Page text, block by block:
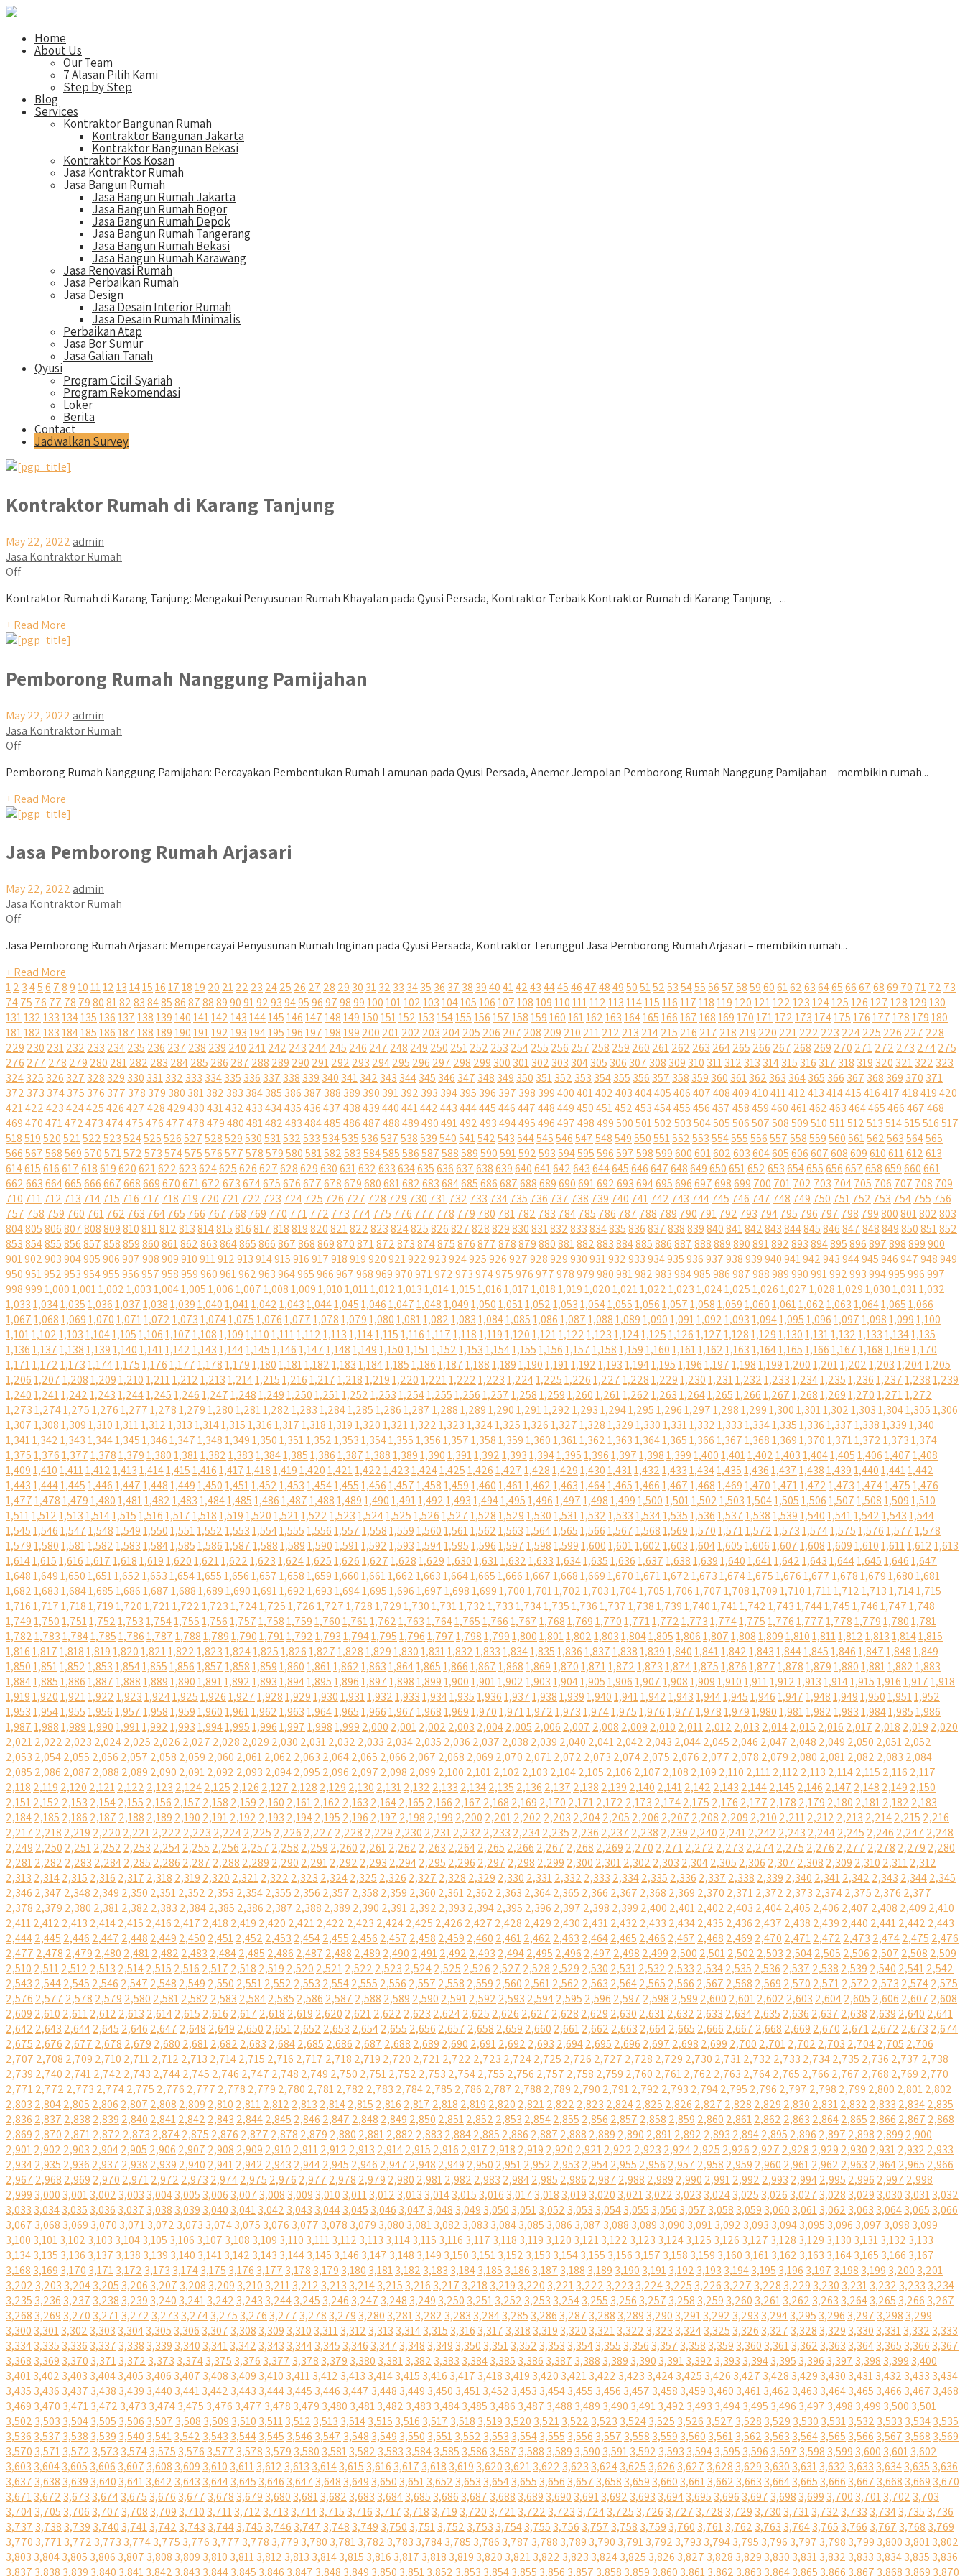
Home
About Us
Our Team
7 Alasan Pilih Kami
Step by Step
Blog
Services
Kontraktor Bangunan Rumah
Kontraktor Bangunan Jakarta
Kontraktor Bangunan Bekasi
Kontraktor Kos Kosan
Jasa Kontraktor Rumah
Jasa Bangun Rumah
Jasa Bangun Rumah Jakarta
Jasa Bangun Rumah Bogor
Jasa Bangun Rumah Depok
Jasa Bangun Rumah Tangerang
Jasa Bangun Rumah Bekasi
Jasa Bangun Rumah Karawang
Jasa Renovasi Rumah
Jasa Perbaikan Rumah
Jasa Design
Jasa Desain Interior Rumah
Jasa Desain Rumah Minimalis
Perbaikan Atap
Jasa Bor Sumur
Jasa Galian Tanah
Qyusi
Program Cicil Syariah
Program Rekomendasi
Loker
Berita
Contact
Jadwalkan Survey
Kontraktor Rumah di Karang Tanjung
May 22, 2022 admin
Jasa Kontraktor Rumah
Off
Kontraktor Rumah di Karang Tanjung: Mengakui Penyusunan Rumah Khayalan pada Qyusi Persada, Kontraktor Terbaik Kontraktor Rumah di Karang Tanjung –...
+ Read More
Pemborong Rumah Nanggung Pamijahan
May 22, 2022 admin
Jasa Kontraktor Rumah
Off
Pemborong Rumah Nanggung Pamijahan: Percayakan Pembentukan Rumah Lamunan pada Qyusi Persada, Anemer Jempolan Pemborong Rumah Nanggung Pamijahan – membikin rumah...
+ Read More
Jasa Pemborong Rumah Arjasari
May 22, 2022 admin
Jasa Kontraktor Rumah
Off
Jasa Pemborong Rumah Arjasari: Mempercayai Penyusunan Rumah Inginan pada Qyusi Persada, Kontraktor Terunggul Jasa Pemborong Rumah Arjasari – membikin rumah...
+ Read More
12 3456 78910111213141516171819 20 2122 23 2425 26 27 28 29 30 3132 33 3435 36 37 38 39404142434445464748495051525354555657585960616263646566676869 70 7172 73
7475 76 77 78 798081828384858687888990919293949596979899100101102103104105106107108109110111112113114115116117118119120121122123124125126127128129130
131132133134135136137138139140141142143144145146147148149150151152153154155156157158159160161162163164165166167168169170171172173174175176177178179180
181182183184185186187188189190191192193194195196197198199 200 201202 203 204205 206 207 208 209 210 211212 213 214215 216 217 218 219 220 221222 223 224225 226 227 228
229 230 231232 233 234235 236 237 238 239 240 241242 243 244245 246 247 248 249 250 251252 253 254255 256 257 258 259 260 261262 263 264265 266 267 268 269 270 271272 273 274275
276 277 278 279 280 281282 283 284285 286 287 288 289 290 291292 293 294295 296 297 298 299 300 301302 303 304305 306 307 308 309 310 311312 313 314315 316 317 318 319 320 321322 323
324325 326 327 328 329 330 331332 333 334335 336 337 338 339 340 341342 343 344345 346 347 348 349 350 351352 353 354355 356 357 358 359 360 361362 363 364365 366 367 368 369 370 371
372 373 374375 376 377 378 379 380 381382 383 384385 386 387 388 389 390 391392 393 394395 396 397 398 399400401402403404405406407408409410411412413414415416417418419420
421422423424425426427428429430431432433434435436437438439440441442443444445446447448449450451452453454455456457458459460461462463464465466467468
469470471472473474475476477478479480481482483484485486487488489490491492493494495496497498499500501502503504505506507508509510511512513514515516517
518519520521522523524525526527528529530531532533534535536537538539540541542543544545546547548549550551552553554555556557558559560561562563564565
566567568569570571572573574575576577578579580581582583584585586587588589590591592593594595596597598599600601602603604605606607608609610611612613
614615616617618619620621622623624625626627628629630631632633634635636637638639640641642643644645646647648649650651652653654655656657658659660661
662663664665666667668669670671672673674675676677678679680681682683684685686687688689690691692693694695696697698699 700 701702 703 704705 706 707 708 709
710 711712 713 714715 716 717 718 719 720 721722 723 724725 726 727 728 729 730 731732 733 734735 736 737 738 739 740 741742 743 744745 746 747 748 749 750 751752 753 754755 756
757 758 759 760 761762 763 764765 766 767 768 769 770 771772 773 774775 776 777 778 779 780 781782 783 784785 786 787 788 789 790 791792 793 794795 796 797 798 799800801802803
804805806807808809810811812813814815816817818819820821822823824825826827828829830831832833834835836837838839840841842843844845846847848849850851852
853854855856857858859860861862863864865866867868869870871872873874875876877878879880881882883884885886887888889890891892893894895896897898899900
901902903904905906907908909910911912913914915916917918919920921922923924925926927928929930931932933934935936937938939940941942943944945946947948949
950951952953954955956957958959960961962963964965966967968969970971972973974975976977978979980981982983984985986987988989990991992993994995996997
9989991,0001,0011,0021,0031,0041,0051,0061,0071,0081,0091,0101,0111,0121,0131,0141,0151,0161,0171,0181,0191,0201,0211,0221,0231,0241,0251,0261,0271,0281,0291,0301,0311,032
1,0331,0341,0351,0361,0371,0381,0391,0401,0411,0421,0431,0441,0451,0461,0471,0481,0491,0501,0511,0521,0531,0541,0551,0561,0571,0581,0591,0601,0611,0621,0631,0641,0651,066
1,0671,0681,0691,0701,0711,0721,0731,0741,0751,0761,0771,0781,0791,0801,0811,0821,0831,0841,0851,0861,0871,0881,0891,0901,0911,0921,0931,0941,0951,0961,0971,0981,0991,100
1,1011,1021,1031,1041,1051,1061,1071,1081,1091,1101,1111,1121,1131,1141,1151,1161,1171,1181,1191,1201,1211,1221,1231,1241,1251,1261,1271,1281,1291,1301,1311,1321,1331,1341,135
1,1361,1371,1381,1391,1401,1411,1421,1431,1441,1451,1461,1471,1481,1491,1501,1511,1521,1531,1541,1551,1561,1571,1581,1591,1601,1611,1621,1631,1641,1651,1661,1671,1681,1691,170
1,1711,1721,1731,1741,1751,1761,1771,1781,1791,1801,1811,1821,1831,1841,1851,1861,1871,1881,1891,1901,1911,1921,1931,1941,1951,1961,1971,1981,1991,2001,2011,2021,2031,2041,205
1,2061,2071,2081,2091,2101,2111,2121,2131,2141,2151,2161,2171,2181,2191,2201,2211,2221,2231,2241,2251,2261,2271,2281,2291,2301,2311,2321,2331,2341,2351,2361,2371,2381,239
1,2401,2411,2421,2431,2441,2451,2461,2471,2481,2491,2501,2511,2521,2531,2541,2551,2561,2571,2581,2591,2601,2611,2621,2631,2641,2651,2661,2671,2681,2691,2701,2711,272
1,2731,2741,2751,2761,2771,2781,2791,2801,2811,2821,2831,2841,2851,2861,2871,2881,2891,2901,2911,2921,2931,2941,2951,2961,2971,2981,2991,3001,3011,3021,3031,3041,3051,306
1,3071,3081,3091,3101,3111,3121,3131,3141,3151,3161,3171,3181,3191,3201,3211,3221,3231,3241,3251,3261,3271,3281,3291,3301,3311,3321,3331,3341,3351,3361,3371,3381,3391,340
1,3411,3421,3431,3441,3451,3461,3471,3481,3491,3501,3511,3521,3531,3541,3551,3561,3571,3581,3591,3601,3611,3621,3631,3641,3651,3661,3671,3681,3691,3701,3711,3721,3731,374
1,3751,3761,3771,3781,3791,3801,3811,3821,3831,3841,3851,3861,3871,3881,3891,3901,3911,3921,3931,3941,3951,3961,3971,3981,3991,4001,4011,4021,4031,4041,4051,4061,4071,408
1,4091,4101,4111,4121,4131,4141,4151,4161,4171,4181,4191,4201,4211,4221,4231,4241,4251,4261,4271,4281,4291,4301,4311,4321,4331,4341,4351,4361,4371,4381,4391,4401,4411,442
1,4431,4441,4451,4461,4471,4481,4491,4501,4511,4521,4531,4541,4551,4561,4571,4581,4591,4601,4611,4621,4631,4641,4651,4661,4671,4681,4691,4701,4711,4721,4731,4741,4751,476
1,4771,4781,4791,4801,4811,4821,4831,4841,4851,4861,4871,4881,4891,4901,4911,4921,4931,4941,4951,4961,4971,4981,4991,5001,5011,5021,5031,5041,5051,5061,5071,5081,5091,510
1,5111,5121,5131,5141,5151,5161,5171,5181,5191,5201,5211,5221,5231,5241,5251,5261,5271,5281,5291,5301,5311,5321,5331,5341,5351,5361,5371,5381,5391,5401,5411,5421,5431,544
1,5451,5461,5471,5481,5491,5501,5511,5521,5531,5541,5551,5561,5571,5581,5591,5601,5611,5621,5631,5641,5651,5661,5671,5681,5691,5701,5711,5721,5731,5741,5751,5761,5771,578
1,5791,5801,5811,5821,5831,5841,5851,5861,5871,5881,5891,5901,5911,5921,5931,5941,5951,5961,5971,5981,5991,6001,6011,6021,6031,6041,6051,6061,6071,6081,6091,6101,6111,6121,613
1,6141,6151,6161,6171,6181,6191,6201,6211,6221,6231,6241,6251,6261,6271,6281,6291,6301,6311,6321,6331,6341,6351,6361,6371,6381,6391,6401,6411,6421,6431,6441,6451,6461,647
1,6481,6491,6501,6511,6521,6531,6541,6551,6561,6571,6581,6591,6601,6611,6621,6631,6641,6651,6661,6671,6681,6691,6701,6711,6721,6731,6741,6751,6761,6771,6781,6791,6801,681
1,6821,6831,6841,6851,6861,6871,6881,6891,6901,6911,6921,6931,6941,6951,6961,6971,6981,6991,7001,7011,7021,7031,7041,7051,7061,7071,7081,7091,7101,7111,7121,7131,7141,715
1,7161,7171,7181,7191,7201,7211,7221,7231,7241,7251,7261,7271,7281,7291,7301,7311,7321,7331,7341,7351,7361,7371,7381,7391,7401,7411,7421,7431,7441,7451,7461,7471,748
1,7491,7501,7511,7521,7531,7541,7551,7561,7571,7581,7591,7601,7611,7621,7631,7641,7651,7661,7671,7681,7691,7701,7711,7721,7731,7741,7751,7761,7771,7781,7791,7801,781
1,7821,7831,7841,7851,7861,7871,7881,7891,7901,7911,7921,7931,7941,7951,7961,7971,7981,7991,8001,8011,8021,8031,8041,8051,8061,8071,8081,8091,8101,8111,8121,8131,8141,815
1,8161,8171,8181,8191,8201,8211,8221,8231,8241,8251,8261,8271,8281,8291,8301,8311,8321,8331,8341,8351,8361,8371,8381,8391,8401,8411,8421,8431,8441,8451,8461,8471,8481,849
1,8501,8511,8521,8531,8541,8551,8561,8571,8581,8591,8601,8611,8621,8631,8641,8651,8661,8671,8681,8691,8701,8711,8721,8731,8741,8751,8761,8771,8781,8791,8801,8811,8821,883
1,8841,8851,8861,8871,8881,8891,8901,8911,8921,8931,8941,8951,8961,8971,8981,8991,9001,9011,9021,9031,9041,9051,9061,9071,9081,9091,9101,9111,9121,9131,9141,9151,9161,9171,918
1,9191,9201,9211,9221,9231,9241,9251,9261,9271,9281,9291,9301,9311,9321,9331,9341,9351,9361,9371,9381,9391,9401,9411,9421,9431,9441,9451,9461,9471,9481,9491,9501,9511,952
1,9531,9541,9551,9561,9571,9581,9591,9601,9611,9621,9631,9641,9651,9661,9671,9681,9691,9701,9711,9721,9731,9741,9751,9761,9771,9781,9791,9801,9811,9821,9831,9841,9851,986
1,9871,9881,9891,9901,9911,9921,9931,9941,9951,9961,9971,9981,999 2,000 2,0012,002 2,003 2,0042,005 2,006 2,007 2,008 2,009 2,010 2,0112,012 2,013 2,0142,015 2,016 2,017 2,018 2,019 2,020
2,0212,022 2,023 2,0242,025 2,026 2,027 2,028 2,029 2,030 2,0312,032 2,033 2,0342,035 2,036 2,037 2,038 2,039 2,040 2,0412,042 2,043 2,0442,045 2,046 2,047 2,048 2,049 2,050 2,0512,052
2,053 2,0542,055 2,056 2,057 2,058 2,059 2,060 2,0612,062 2,063 2,0642,065 2,066 2,067 2,068 2,069 2,070 2,0712,072 2,073 2,0742,075 2,076 2,077 2,078 2,079 2,080 2,0812,082 2,083 2,084
2,085 2,086 2,087 2,088 2,089 2,090 2,0912,092 2,093 2,0942,095 2,096 2,097 2,098 2,099 2,100 2,1012,102 2,103 2,1042,105 2,106 2,107 2,108 2,109 2,110 2,1112,112 2,113 2,1142,115 2,116 2,117
2,118 2,119 2,120 2,1212,122 2,123 2,1242,125 2,126 2,127 2,128 2,129 2,130 2,1312,132 2,133 2,1342,135 2,136 2,137 2,138 2,139 2,140 2,1412,142 2,143 2,1442,145 2,146 2,147 2,148 2,149 2,150
2,1512,152 2,153 2,1542,155 2,156 2,157 2,158 2,159 2,160 2,1612,162 2,163 2,1642,165 2,166 2,167 2,168 2,169 2,170 2,1712,172 2,173 2,1742,175 2,176 2,177 2,178 2,179 2,180 2,1812,182 2,183
2,1842,185 2,186 2,187 2,188 2,189 2,190 2,1912,192 2,193 2,1942,195 2,196 2,197 2,198 2,199 2,200 2,2012,202 2,203 2,2042,205 2,206 2,207 2,208 2,209 2,210 2,2112,212 2,213 2,2142,215 2,216
2,217 2,218 2,219 2,220 2,2212,222 2,223 2,2242,225 2,226 2,227 2,228 2,229 2,230 2,2312,232 2,233 2,2342,235 2,236 2,237 2,238 2,239 2,240 2,2412,242 2,243 2,2442,245 2,246 2,247 2,248
2,249 2,250 2,2512,252 2,253 2,2542,255 2,256 2,257 2,258 2,259 2,260 2,2612,262 2,263 2,2642,265 2,266 2,267 2,268 2,269 2,270 2,2712,272 2,273 2,2742,275 2,276 2,277 2,278 2,279 2,280
2,2812,282 2,283 2,2842,285 2,286 2,287 2,288 2,289 2,290 2,2912,292 2,293 2,2942,295 2,296 2,297 2,298 2,299 2,300 2,3012,302 2,303 2,3042,305 2,306 2,307 2,308 2,309 2,310 2,3112,312
2,313 2,3142,315 2,316 2,317 2,318 2,319 2,320 2,3212,322 2,323 2,3242,325 2,326 2,327 2,328 2,329 2,330 2,3312,332 2,333 2,3342,335 2,336 2,337 2,338 2,339 2,340 2,3412,342 2,343 2,3442,345
2,346 2,347 2,348 2,349 2,350 2,3512,352 2,353 2,3542,355 2,356 2,357 2,358 2,359 2,360 2,3612,362 2,363 2,3642,365 2,366 2,367 2,368 2,369 2,370 2,3712,372 2,373 2,3742,375 2,376 2,377
2,378 2,379 2,380 2,3812,382 2,383 2,3842,385 2,386 2,387 2,388 2,389 2,390 2,3912,392 2,393 2,3942,395 2,396 2,397 2,398 2,399 2,400 2,4012,402 2,403 2,4042,405 2,406 2,407 2,408 2,409 2,410
2,4112,412 2,413 2,4142,415 2,416 2,417 2,418 2,419 2,420 2,4212,422 2,423 2,4242,425 2,426 2,427 2,428 2,429 2,430 2,4312,432 2,433 2,4342,435 2,436 2,437 2,438 2,439 2,440 2,4412,442 2,443
2,4442,445 2,446 2,447 2,448 2,449 2,450 2,4512,452 2,453 2,4542,455 2,456 2,457 2,458 2,459 2,460 2,4612,462 2,463 2,4642,465 2,466 2,467 2,468 2,469 2,470 2,4712,472 2,473 2,4742,475 2,476
2,477 2,478 2,479 2,480 2,4812,482 2,483 2,4842,485 2,486 2,487 2,488 2,489 2,490 2,4912,492 2,493 2,4942,495 2,496 2,497 2,498 2,499 2,500 2,5012,502 2,503 2,5042,505 2,506 2,507 2,508 2,509
2,510 2,5112,512 2,513 2,5142,515 2,516 2,517 2,518 2,519 2,520 2,5212,522 2,523 2,5242,525 2,526 2,527 2,528 2,529 2,530 2,5312,532 2,533 2,5342,535 2,536 2,537 2,538 2,539 2,540 2,5412,542
2,543 2,5442,545 2,546 2,547 2,548 2,549 2,550 2,5512,552 2,553 2,5542,555 2,556 2,557 2,558 2,559 2,560 2,5612,562 2,563 2,5642,565 2,566 2,567 2,568 2,569 2,570 2,5712,572 2,573 2,5742,575
2,576 2,577 2,578 2,579 2,580 2,5812,582 2,583 2,5842,585 2,586 2,587 2,588 2,589 2,590 2,5912,592 2,593 2,5942,595 2,596 2,597 2,598 2,599 2,600 2,6012,602 2,603 2,6042,605 2,606 2,607 2,608
2,609 2,610 2,6112,612 2,613 2,6142,615 2,616 2,617 2,618 2,619 2,620 2,6212,622 2,623 2,6242,625 2,626 2,627 2,628 2,629 2,630 2,6312,632 2,633 2,6342,635 2,636 2,637 2,638 2,639 2,640 2,641
2,642 2,643 2,6442,645 2,646 2,647 2,648 2,649 2,650 2,6512,652 2,653 2,6542,655 2,656 2,657 2,658 2,659 2,660 2,6612,662 2,663 2,6642,665 2,666 2,667 2,668 2,669 2,670 2,6712,672 2,673 2,674
2,675 2,676 2,677 2,678 2,679 2,680 2,6812,682 2,683 2,6842,685 2,686 2,687 2,688 2,689 2,690 2,6912,692 2,693 2,6942,695 2,696 2,697 2,698 2,699 2,700 2,7012,702 2,703 2,7042,705 2,706
2,707 2,708 2,709 2,710 2,7112,712 2,713 2,7142,715 2,716 2,717 2,718 2,719 2,720 2,7212,722 2,723 2,7242,725 2,726 2,727 2,728 2,729 2,730 2,7312,732 2,733 2,7342,735 2,736 2,737 2,738
2,739 2,740 2,7412,742 2,743 2,7442,745 2,746 2,747 2,748 2,749 2,750 2,7512,752 2,753 2,7542,755 2,756 2,757 2,758 2,759 2,760 2,7612,762 2,763 2,7642,765 2,766 2,767 2,768 2,769 2,770
2,7712,772 2,773 2,7742,775 2,776 2,777 2,778 2,779 2,780 2,7812,782 2,783 2,7842,785 2,786 2,787 2,788 2,789 2,790 2,7912,792 2,793 2,7942,795 2,796 2,797 2,798 2,799 2,800 2,8012,802
2,803 2,8042,805 2,806 2,807 2,808 2,809 2,810 2,8112,812 2,813 2,8142,815 2,816 2,817 2,818 2,819 2,820 2,8212,822 2,823 2,8242,825 2,826 2,827 2,828 2,829 2,830 2,8312,832 2,833 2,8342,835
2,836 2,837 2,838 2,839 2,840 2,8412,842 2,843 2,8442,845 2,846 2,847 2,848 2,849 2,850 2,8512,852 2,853 2,8542,855 2,856 2,857 2,858 2,859 2,860 2,8612,862 2,863 2,8642,865 2,866 2,867 2,868
2,869 2,870 2,8712,872 2,873 2,8742,875 2,876 2,877 2,878 2,879 2,880 2,8812,882 2,883 2,8842,885 2,886 2,887 2,888 2,889 2,890 2,8912,892 2,893 2,8942,895 2,896 2,897 2,898 2,899 2,900
2,9012,902 2,903 2,9042,905 2,906 2,907 2,908 2,909 2,910 2,9112,912 2,913 2,9142,915 2,916 2,917 2,918 2,919 2,920 2,9212,922 2,923 2,9242,925 2,926 2,927 2,928 2,929 2,930 2,9312,932 2,933
2,9342,935 2,936 2,937 2,938 2,939 2,940 2,9412,942 2,943 2,9442,945 2,946 2,947 2,948 2,949 2,950 2,9512,952 2,953 2,9542,955 2,956 2,957 2,958 2,959 2,960 2,9612,962 2,963 2,9642,965 2,966
2,967 2,968 2,969 2,970 2,9712,972 2,973 2,9742,975 2,976 2,977 2,978 2,979 2,980 2,9812,982 2,983 2,9842,985 2,986 2,987 2,988 2,989 2,990 2,9912,992 2,993 2,9942,995 2,996 2,997 2,998
2,999 3,000 3,0013,002 3,003 3,0043,005 3,006 3,007 3,008 3,009 3,010 3,0113,012 3,013 3,0143,015 3,016 3,017 3,018 3,019 3,020 3,0213,022 3,023 3,0243,025 3,026 3,027 3,028 3,029 3,030 3,0313,032
3,033 3,0343,035 3,036 3,037 3,038 3,039 3,040 3,0413,042 3,043 3,0443,045 3,046 3,047 3,048 3,049 3,050 3,0513,052 3,053 3,0543,055 3,056 3,057 3,058 3,059 3,060 3,0613,062 3,063 3,0643,065 3,066
3,067 3,068 3,069 3,070 3,0713,072 3,073 3,0743,075 3,076 3,077 3,078 3,079 3,080 3,0813,082 3,083 3,0843,085 3,086 3,087 3,088 3,089 3,090 3,0913,092 3,093 3,0943,095 3,096 3,097 3,098 3,099
3,100 3,1013,102 3,103 3,1043,105 3,106 3,107 3,108 3,109 3,110 3,1113,112 3,113 3,1143,115 3,116 3,117 3,118 3,119 3,120 3,1213,122 3,123 3,1243,125 3,126 3,127 3,128 3,129 3,130 3,1313,132 3,133
3,1343,135 3,136 3,137 3,138 3,139 3,140 3,1413,142 3,143 3,1443,145 3,146 3,147 3,148 3,149 3,150 3,1513,152 3,153 3,1543,155 3,156 3,157 3,158 3,159 3,160 3,1613,162 3,163 3,1643,165 3,166 3,167
3,168 3,169 3,170 3,1713,172 3,173 3,1743,175 3,176 3,177 3,178 3,179 3,180 3,1813,182 3,183 3,1843,185 3,186 3,187 3,188 3,189 3,190 3,1913,192 3,193 3,1943,195 3,196 3,197 3,198 3,199 3,200 3,201
3,202 3,203 3,2043,205 3,206 3,207 3,208 3,209 3,210 3,2113,212 3,213 3,2143,215 3,216 3,217 3,218 3,219 3,220 3,2213,222 3,223 3,2243,225 3,226 3,227 3,228 3,229 3,230 3,2313,232 3,233 3,234
3,235 3,236 3,237 3,238 3,239 3,240 3,2413,242 3,243 3,2443,245 3,246 3,247 3,248 3,249 3,250 3,2513,252 3,253 3,2543,255 3,256 3,257 3,258 3,259 3,260 3,2613,262 3,263 3,2643,265 3,266 3,267
3,268 3,269 3,270 3,2713,272 3,273 3,2743,275 3,276 3,277 3,278 3,279 3,280 3,2813,282 3,283 3,2843,285 3,286 3,287 3,288 3,289 3,290 3,2913,292 3,293 3,2943,295 3,296 3,297 3,298 3,299
3,300 3,3013,302 3,303 3,3043,305 3,306 3,307 3,308 3,309 3,310 3,3113,312 3,313 3,3143,315 3,316 3,317 3,318 3,319 3,320 3,3213,322 3,323 3,3243,325 3,326 3,327 3,328 3,329 3,330 3,3313,332 3,333
3,3343,335 3,336 3,337 3,338 3,339 3,340 3,3413,342 3,343 3,3443,345 3,346 3,347 3,348 3,349 3,350 3,3513,352 3,353 3,3543,355 3,356 3,357 3,358 3,359 3,360 3,3613,362 3,363 3,3643,365 3,366 3,367
3,368 3,369 3,370 3,3713,372 3,373 3,3743,375 3,376 3,377 3,378 3,379 3,380 3,3813,382 3,383 3,3843,385 3,386 3,387 3,388 3,389 3,390 3,3913,392 3,393 3,3943,395 3,396 3,397 3,398 3,399 3,400
3,4013,402 3,403 3,4043,405 3,406 3,407 3,408 3,409 3,410 3,4113,412 3,413 3,4143,415 3,416 3,417 3,418 3,419 3,420 3,4213,422 3,423 3,4243,425 3,426 3,427 3,428 3,429 3,430 3,4313,432 3,433 3,434
3,435 3,436 3,437 3,438 3,439 3,440 3,4413,442 3,443 3,4443,445 3,446 3,447 3,448 3,449 3,450 3,4513,452 3,453 3,4543,455 3,456 3,457 3,458 3,459 3,460 3,4613,462 3,463 3,4643,465 3,466 3,467 3,468
3,469 3,470 3,4713,472 3,473 3,4743,475 3,476 3,477 3,478 3,479 3,480 3,4813,482 3,483 3,4843,485 3,486 3,487 3,488 3,489 3,490 3,4913,492 3,493 3,4943,495 3,496 3,497 3,498 3,499 3,500 3,501
3,502 3,503 3,5043,505 3,506 3,507 3,508 3,509 3,510 3,5113,512 3,513 3,5143,515 3,516 3,517 3,518 3,519 3,520 3,5213,522 3,523 3,5243,525 3,526 3,527 3,528 3,529 3,530 3,5313,532 3,533 3,5343,535
3,536 3,537 3,538 3,539 3,540 3,5413,542 3,543 3,5443,545 3,546 3,547 3,548 3,549 3,550 3,5513,552 3,553 3,5543,555 3,556 3,557 3,558 3,559 3,560 3,5613,562 3,563 3,5643,565 3,566 3,567 3,568 3,569
3,570 3,5713,572 3,573 3,5743,575 3,576 3,577 3,578 3,579 3,580 3,5813,582 3,583 3,5843,585 3,586 3,587 3,588 3,589 3,590 3,5913,592 3,593 3,5943,595 3,596 3,597 3,598 3,599 3,600 3,6013,602
3,603 3,6043,605 3,606 3,607 3,608 3,609 3,610 3,6113,612 3,613 3,6143,615 3,616 3,617 3,618 3,619 3,620 3,6213,622 3,623 3,6243,625 3,626 3,627 3,628 3,629 3,630 3,6313,632 3,633 3,6343,635 3,636
3,637 3,638 3,639 3,640 3,6413,642 3,643 3,6443,645 3,646 3,647 3,648 3,649 3,650 3,6513,652 3,653 3,6543,655 3,656 3,657 3,658 3,659 3,660 3,6613,662 3,663 3,6643,665 3,666 3,667 3,668 3,669 3,670
3,6713,672 3,673 3,6743,675 3,676 3,677 3,678 3,679 3,680 3,6813,682 3,683 3,6843,685 3,686 3,687 3,688 3,689 3,690 3,6913,692 3,693 3,6943,695 3,696 3,697 3,698 3,699 3,700 3,7013,702 3,703
3,7043,705 3,706 3,707 3,708 3,709 3,710 3,7113,712 3,713 3,7143,715 3,716 3,717 3,718 3,719 3,720 3,7213,722 3,723 3,7243,725 3,726 3,727 3,728 3,729 3,730 3,7313,732 3,733 3,7343,735 3,736
3,737 3,738 3,739 3,740 3,7413,742 3,743 3,7443,745 3,746 3,747 3,748 3,749 3,750 3,7513,752 3,753 3,7543,755 3,756 3,757 3,758 3,759 3,760 3,7613,762 3,763 3,7643,765 3,766 3,767 3,768 3,769
3,770 3,7713,772 3,773 3,7743,775 3,776 3,777 3,778 3,779 3,780 3,7813,782 3,783 3,7843,785 3,786 3,787 3,788 3,789 3,790 3,7913,792 3,793 3,7943,795 3,796 3,797 3,798 3,799 3,800 3,8013,802
3,803 3,8043,805 3,806 3,807 3,808 3,809 3,810 3,8113,812 3,813 3,8143,815 3,816 3,817 3,818 3,819 3,820 3,8213,822 3,823 3,8243,825 3,826 3,827 3,828 3,829 3,830 3,8313,832 3,833 3,8343,835 3,836
3,837 3,838 3,839 3,840 3,8413,842 3,843 3,8443,845 3,846 3,847 3,848 3,849 3,850 3,8513,852 3,853 3,8543,855 3,856 3,857 3,858 3,859 3,860 3,8613,862 3,863 3,8643,865 3,866 3,867 3,868 3,869 3,870